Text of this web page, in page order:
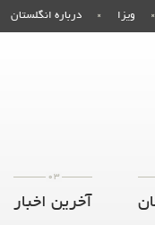
درباره انگلستان ویزا
03
آخرین اخبار